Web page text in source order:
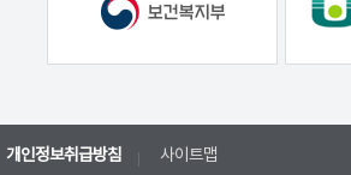
개인정보취급방침 사이트맵